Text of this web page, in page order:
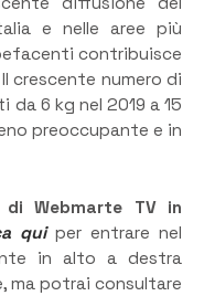
e nelle aree più
contribuisce
crescente numero di
6 kg nel 2019 a 15
preoccupante e in
Webmarte TV in
quiper entrare nel
in alto a destra
ma potrai consultare